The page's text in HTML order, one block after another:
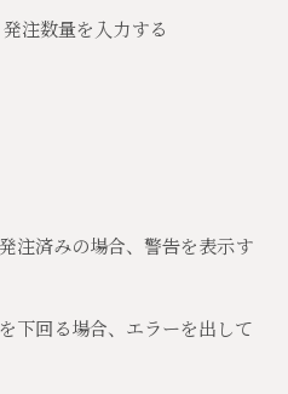
注数量を入力する
注済みの場合、警告を表示す
下回る場合、エラーを出して